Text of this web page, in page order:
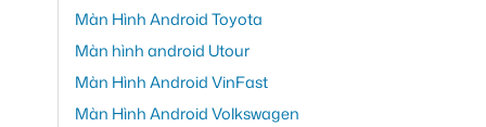
Màn Hình Android Toyota
Màn hình android Utour
Màn Hình Android VinFast
Màn Hình Android Volkswagen